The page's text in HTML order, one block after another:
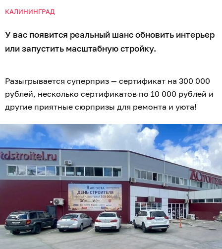
КАЛИНИНГРАД
У вас появится реальный шанс обновить интерьер
или запустить масштабную стройку.
Разыгрывается суперприз — сертификат на 300 000
рублей, несколько сертификатов по 10 000 рублей и
другие приятные сюрпризы для ремонта и уюта!